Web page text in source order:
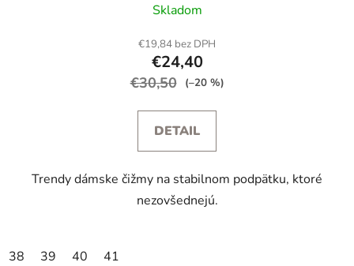
Skladom
€19,84 bez DPH
€24,40
€30,50 (–20 %)
DETAIL
Trendy dámske čižmy na stabilnom podpätku, ktoré
nezovšednejú.
38 39 40 41